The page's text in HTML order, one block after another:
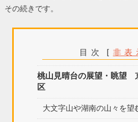
その続きです。
目次 [ 非表
桃山見晴台の展望・眺望
区
大文字山や湖南の山々を望